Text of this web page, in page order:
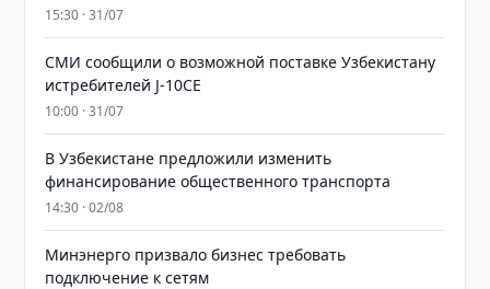
15:30 · 31/07
СМИ сообщили о возможной поставке Узбекистану
истребителей J-10CE
10:00 · 31/07
В Узбекистане предложили изменить
финансирование общественного транспорта
14:30 · 02/08
Минэнерго призвало бизнес требовать
подключение к сетям